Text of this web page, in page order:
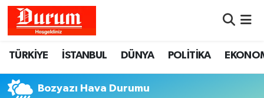
TÜRKİYE İSTANBUL DÜNYA POLİTİKA
Bozyazı Hava Durumu
Hava Durumu